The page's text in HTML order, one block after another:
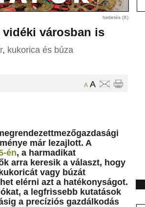
városban is
, kukorica és búza
A A
már lezajlott. A
én, a harmadikat
arra keresik a választ, hogy
vagy búzát
elérni azt a hatékonyságot.
a legfrissebb kutatások
a precíziós gazdálkodás